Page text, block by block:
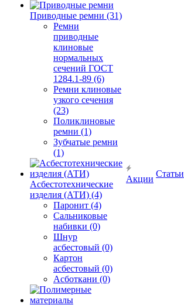
Приводные ремни (31)
Ремни
приводные
клиновые
нормальных
сечений ГОСТ
1284.1-89 (6)
Ремни клиновые
узкого сечения
(23)
Поликлиновые
ремни (1)
Зубчатые ремни
(1)
Асбестотехнические
изделия (АТИ) (4)
Паронит (4)
Сальниковые
набивки (0)
Шнур
асбестовый (0)
Картон
асбестовый (0)
Асботкани (0)
Акции
Статьи